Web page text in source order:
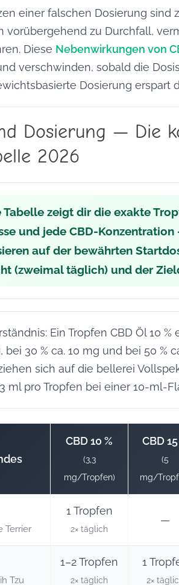
einer falschen Dosierung sind
vorübergehend zu Durchfall,
Diese Nebenwirkungen von
verschwinden, sobald die
Dosierung erspart
Dosierung — Die
2026
zeigt dir die exakte
und jede CBD-Konzentration
auf der bewährten
(zweimal täglich) und der
Ein Tropfen CBD Öl 10 %
bei 30 % ca. 10 mg und bei 50 %
sich auf die bellerei
ml pro Tropfen bei einer 10-ml-
CBD 10 %
(3,3
mg/Tropfen)
CBD 15
(5
mg/
Terrier
1 Tropfen
2× täglich
—
Tzu
1–2 Tropfen
2× täglich
1
2×